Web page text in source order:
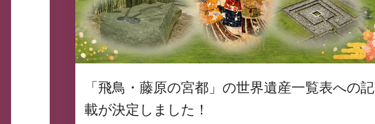
「飛鳥・藤原の宮都」の世界遺産一覧表への記
載が決定しました！